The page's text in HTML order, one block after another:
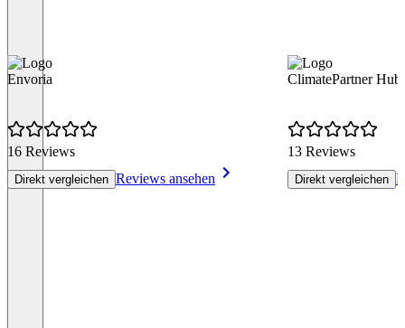
Envoria
16 Reviews
Direkt vergleichen Reviews ansehen
ClimatePartner Hub
13 Reviews
Direkt vergleichen